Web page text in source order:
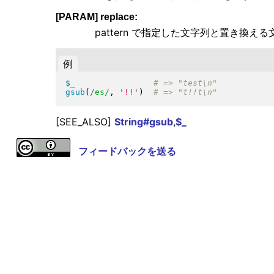
[PARAM] replace:
pattern で指定した文字列と置き換える
例
$_
gsub ( /es/ , '!!' )
[SEE_ALSO] String#gsub,$_
フィードバックを送る